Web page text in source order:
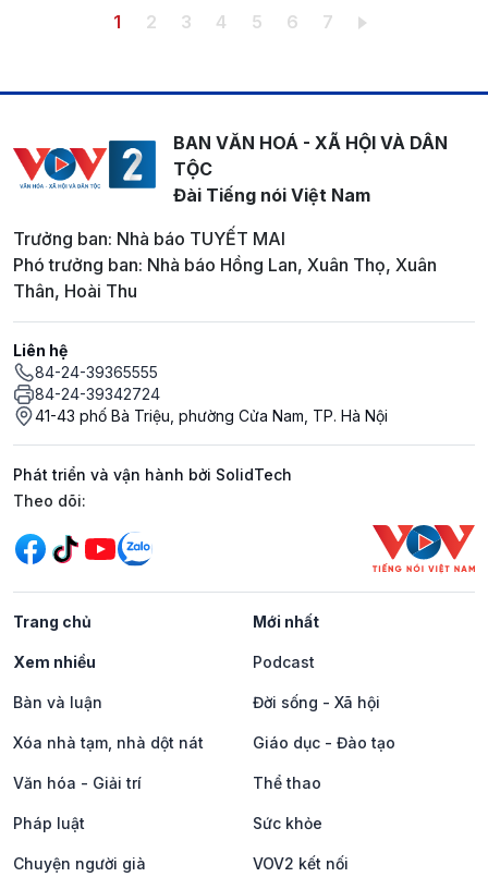
PaginationTrang hiện thời
1 Trang
2 Trang
3 Trang
4 Trang
5 Trang
6 Trang
7
BAN VĂN HOÁ - XÃ HỘI VÀ DÂN
TỘC
Đài Tiếng nói Việt Nam
Trưởng ban: Nhà báo TUYẾT MAI
Phó trưởng ban: Nhà báo Hồng Lan, Xuân Thọ, Xuân
Thân, Hoài Thu
Liên hệ
84-24-39365555
84-24-39342724
41-43 phố Bà Triệu, phường Cửa Nam, TP. Hà Nội
Phát triển và vận hành bởi SolidTech
Mạng xã hội
Theo dõi:
Trang chủ Mới nhất
Xem nhiều Podcast
Bàn và luận Đời sống - Xã hội
Xóa nhà tạm, nhà dột nát Giáo dục - Đào tạo
Văn hóa - Giải trí Thể thao
Pháp luật Sức khỏe
Chuyện người già VOV2 kết nối